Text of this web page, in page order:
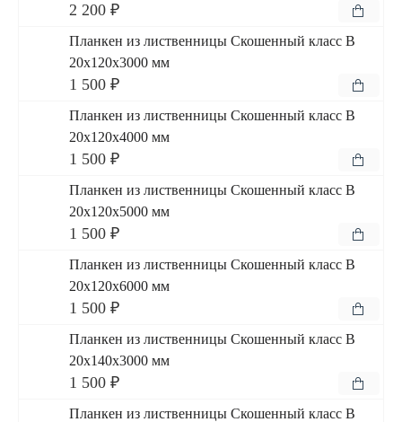
2 200 ₽
Планкен из лиственницы Скошенный класс В
20x120x3000 мм
1 500 ₽
Планкен из лиственницы Скошенный класс В
20x120x4000 мм
1 500 ₽
Планкен из лиственницы Скошенный класс В
20x120x5000 мм
1 500 ₽
Планкен из лиственницы Скошенный класс В
20x120x6000 мм
1 500 ₽
Планкен из лиственницы Скошенный класс В
20x140x3000 мм
1 500 ₽
Планкен из лиственницы Скошенный класс В